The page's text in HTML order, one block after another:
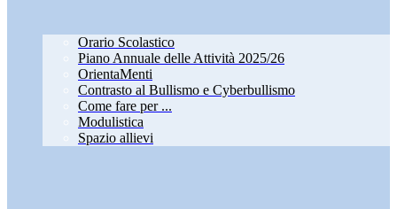
Orario Scolastico
Piano Annuale delle Attività 2025/26
OrientaMenti
Contrasto al Bullismo e Cyberbullismo
Come fare per ...
Modulistica
Spazio allievi